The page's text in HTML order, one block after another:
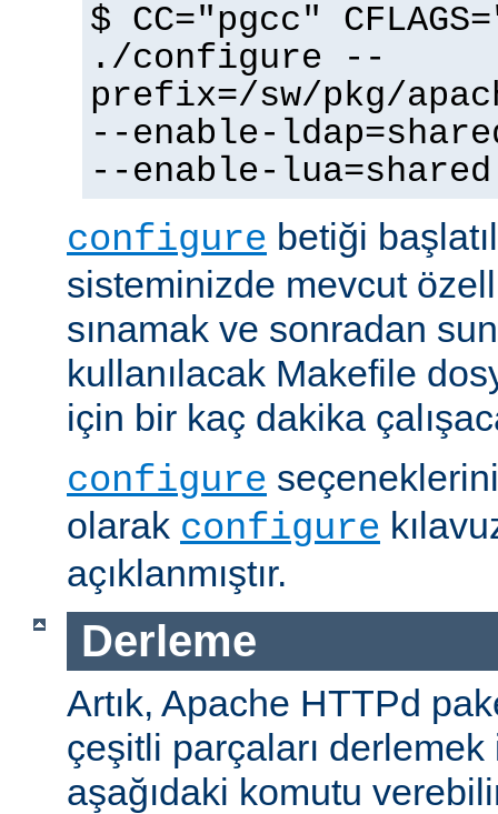
$ CC="pgcc"
./configure --
prefix=/sw/pkg/
--enable-
--enable-lua=shared
configure betiği
sisteminizde mevcut
sınamak ve sonradan
kullanılacak Makefile
için bir kaç dakika
configure
olarak configure
açıklanmıştır.
Derleme
Artık, Apache HTTPd
çeşitli parçaları
aşağıdaki komutu